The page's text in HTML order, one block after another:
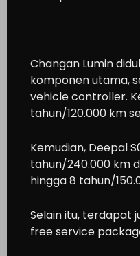
Ride
n
Drive
Tips
Community
Lifestyle
Changan Lumin
komponen utama,
vehicle controller.
tahun/120.000 km
Kemudian, Deepal
tahun/240.000 km
hingga 8 tahun/
Selain itu, terdapat
free service